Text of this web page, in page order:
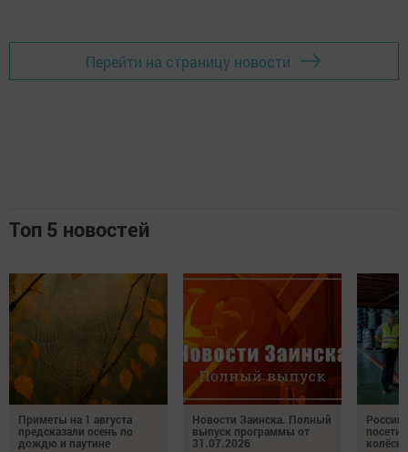
Перейти на страницу новости
Топ 5 новостей
Приметы на 1 августа
предсказали осень по
дождю и паутине
Новости Заинска. Полный
выпуск программы от
31.07.2026